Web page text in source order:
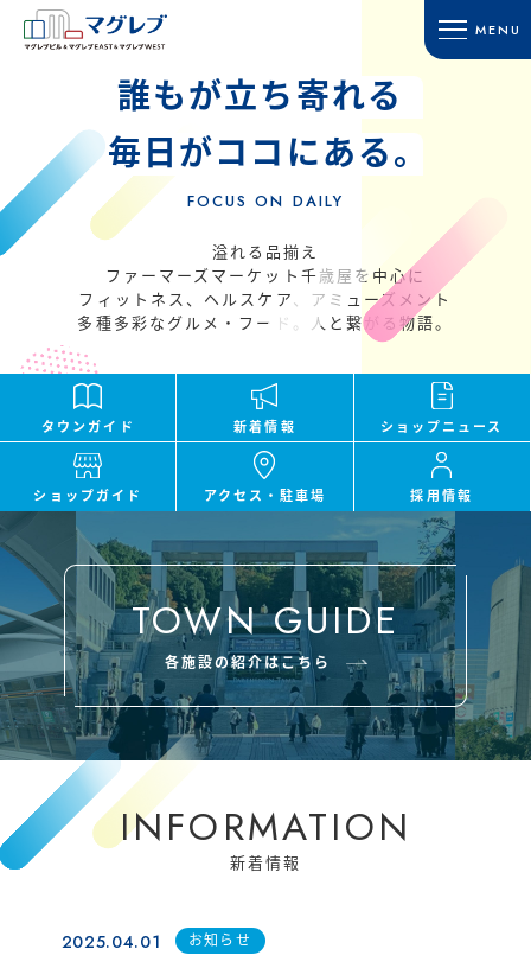
MENU
HOME
ホーム
TOWN GUIDE
タウンガイド
マグレブビル
マグレブEAST
マグレブWEST
INFORMATION
新着情報
SHOP NEWS
ショップニュース
SHOP GUIDE
ACCESS
アクセス・駐車場
RECRUIT
採用情報
CONTACT
SITE MAP
サイトマップ
運営会社 催事/物件
誰もが立ち寄れる
毎日がココにある。
FOCUS ON DAILY
溢れる品揃え
ファーマーズマーケット千歳屋を中心に
フィットネス、ヘルスケア、アミューズメント
多種多彩なグルメ・フード。人と繋がる物語。
タウンガイド 新着情報 ショップニュース
ショップガイド アクセス・駐車場 採用情報
TOWN GUIDE
各施設の紹介はこちら
INFORMATION
新着情報
2025.04.01 お知らせ